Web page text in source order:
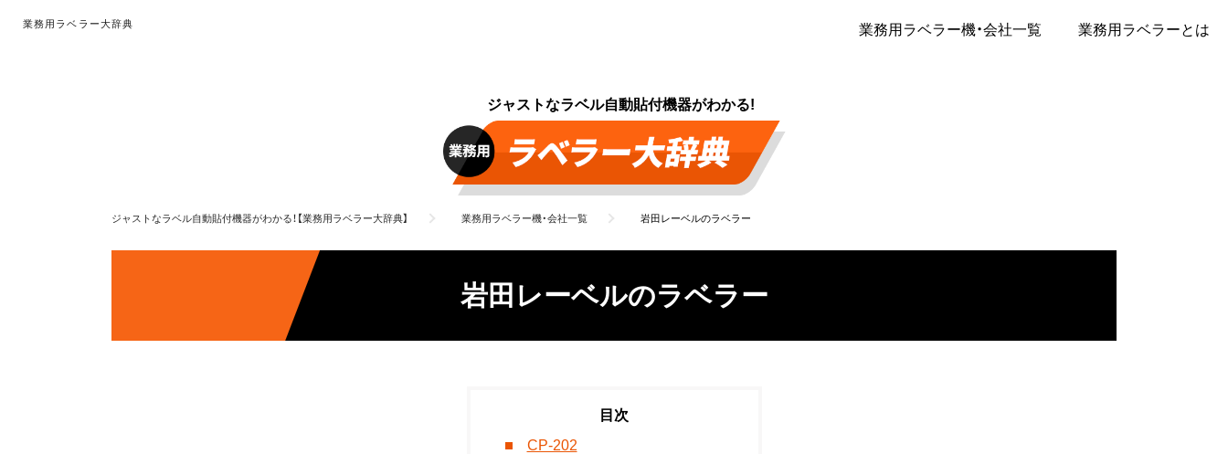
業務用ラベラー大辞典 業務用ラベラー機・会社一覧 業務用ラベラーとは
ジャストなラベル自動貼付機器がわかる!
ジャストなラベル自動貼付機器がわかる！【業務用ラベラー大辞典】 業務用ラベラー機・会社一覧 岩田レーベルのラベラー
岩田レーベルのラベラー
CP-202